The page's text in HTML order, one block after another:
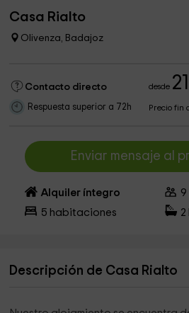
Casa Rialto
Olivenza, Badajoz
Contacto directo desde 21
Respuesta superior a 72h Precio fin
Enviar mensaje al
Alquiler íntegro 9
5 habitaciones 2
Descripción de Casa Rialto